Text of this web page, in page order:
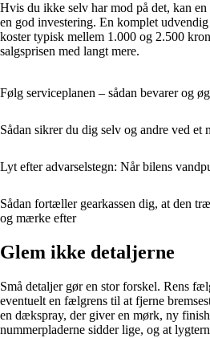
Hvis du ikke selv har mod på det, kan
en god investering. En komplet
koster typisk mellem 1.000 og 2.500
salgsprisen med langt mere.
Følg serviceplanen – sådan bevarer og
Sådan sikrer du dig selv og andre ved et
Lyt efter advarselstegn: Når bilens
Sådan fortæller gearkassen dig, at den
og mærke efter
Glem ikke detaljerne
Små detaljer gør en stor forskel. Rens
eventuelt en fælgrens til at fjerne
en dækspray, der giver en mørk, ny
nummerpladerne sidder lige, og at